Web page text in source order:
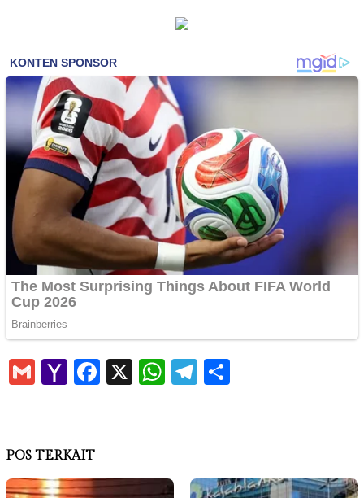
GmailYahoo
Mail
Facebook
X WhatsApp
Telegram
POS TERKAIT